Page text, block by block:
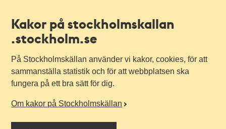
Kakor på stockholmskallan
.stockholm.se
På Stockholmskällan använder vi kakor, cookies, för att
sammanställa statistik och för att webbplatsen ska
fungera på ett bra sätt för dig.
Om kakor på Stockholmskällan